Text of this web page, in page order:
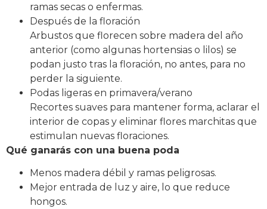
ramas secas o enfermas.
Después de la floración
Arbustos que florecen sobre madera del año
anterior (como algunas hortensias o lilos) se
podan justo tras la floración, no antes, para no
perder la siguiente.
Podas ligeras en primavera/verano
Recortes suaves para mantener forma, aclarar el
interior de copas y eliminar flores marchitas que
estimulan nuevas floraciones.
Qué ganarás con una buena poda
Menos madera débil y ramas peligrosas.
Mejor entrada de luz y aire, lo que reduce
hongos.